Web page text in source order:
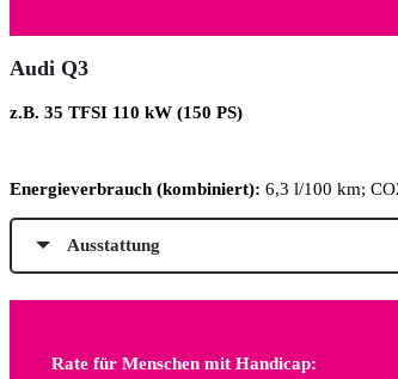
Audi Q3
z.B. 35 TFSI 110 kW (150 PS)
Energieverbrauch (kombiniert): 6,3 l/100 km;
Ausstattung
Rate für Menschen mit Handicap: